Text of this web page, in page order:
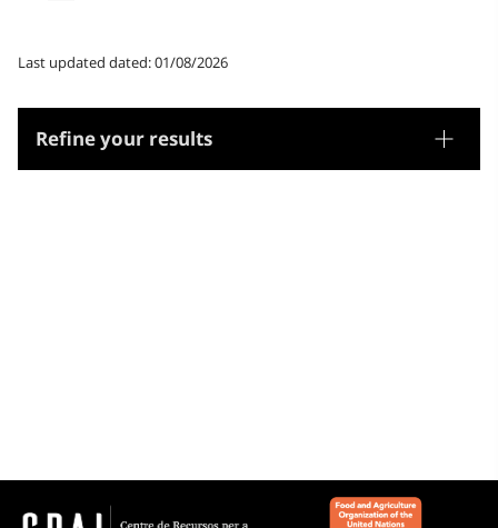
Refine your results
Thesaurus
Last updated dated: 01/08/2026